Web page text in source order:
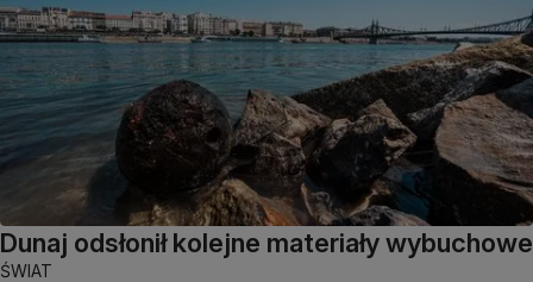
Dunaj odsłonił kolejne materiały wybuchowe
ŚWIAT